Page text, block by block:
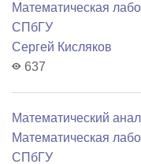
Математичеcкая
СПбГУ
Сергей Кисляков
637
Математический
Математичеcкая
СПбГУ